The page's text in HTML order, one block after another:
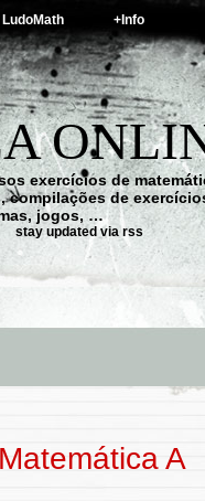
LudoMath +Info
exercícios de
compilações de
jogos, …
stay updated via rss
A